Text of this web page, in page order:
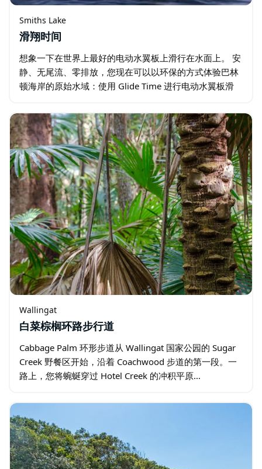
Smiths Lake
滑翔时间
想象一下在世界上最好的电动水翼板上滑行在水面上。 安
静、无尾流、零排放，您现在可以以环保的方式体验巴林
顿海岸的原始水域：使用 Glide Time 进行电动水翼板滑
海鸟一样掠过水面即可。 …
Wallingat
白菜棕榈环路步行道
Cabbage Palm 环形步道从 Wallingat 国家公园的 Sugar
Creek 野餐区开始，沿着 Coachwood 步道的第一段。一
路上，您将蜿蜒穿过 Hotel Creek 的冲积平原…